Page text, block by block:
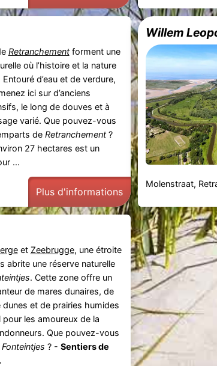
Retranchementforment une
où l’histoire et la nature
d’eau et de verdure,
ici sur d’anciens
le long de douves et à
varié. Que pouvez-vous
de Retranchement?
27 hectares est un
...
Plus d'informations
Willem
Molenstraat,
et Zeebrugge, une étroite
abrite une réserve naturelle
. Cette zone offre un
de mares dunaires, de
dunes et de prairies humides
pour les amoureux de la
Que pouvez-vous
Fonteintjes ? - Sentiers de